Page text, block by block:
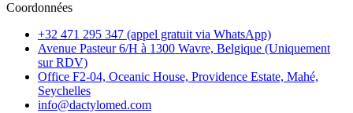
Coordonnées
+32 471 295 347 (appel gratuit via WhatsApp)
Avenue Pasteur 6/H à 1300 Wavre, Belgique (Uniquement
sur RDV)
Office F2-04, Oceanic House, Providence Estate, Mahé,
Seychelles
info@dactylomed.com